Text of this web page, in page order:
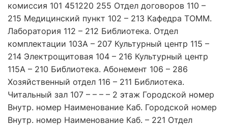
комиссия 101 451220 255 Отдел договоров 110 –
215 Медицинский пункт 102 – 213 Кафедра ТОММ.
Лаборатория 112 – 212 Библиотека. Отдел
комплектации 103А – 207 Культурный центр 115 –
214 Электрощитовая 104 – 216 Культурный центр
115A – 210 Библиотека. Абонемент 106 – 286
Хозяйственный отдел 116 – 211 Библиотека.
Читальный зал 107 – – – – 2 этаж Городской номер
Внутр. номер Наименование Каб. Городской номер
Внутр. номер Наименование Каб. – 221 Отдел